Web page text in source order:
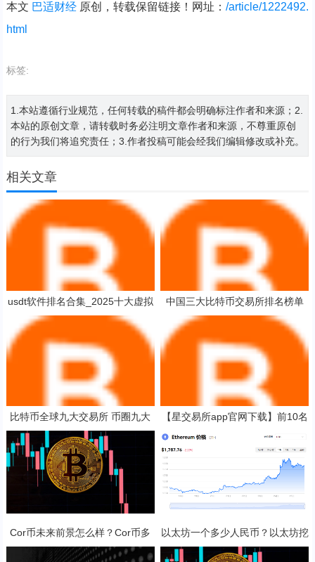
本文 巴适财经原创，转载保留链接！网址： /article/1222492.
html
标签:
1.本站遵循行业规范，任何转载的稿件都会明确标注作者和来源；2.
本站的原创文章，请转载时务必注明文章作者和来源，不尊重原创
的行为我们将追究责任；3.作者投稿可能会经我们编辑修改或补充。
相关文章
usdt软件排名合集_2025十大虚拟
币期权 排行榜
中国三大比特币交易所排名榜单
三大比特币交易所是哪三个
比特币全球九大交易所 币圈九大
交易所排名
【星交易所app官网下载】前10名
Cor币未来前景怎么样？Cor币多
少钱一枚？
以太坊一个多少人民币？以太坊挖
矿一天收益多少？